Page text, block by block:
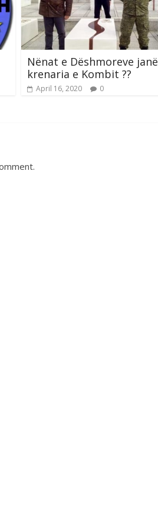
Nënat e Dëshmoreve janë
krenaria e Kombit ??
April 16, 2020 0